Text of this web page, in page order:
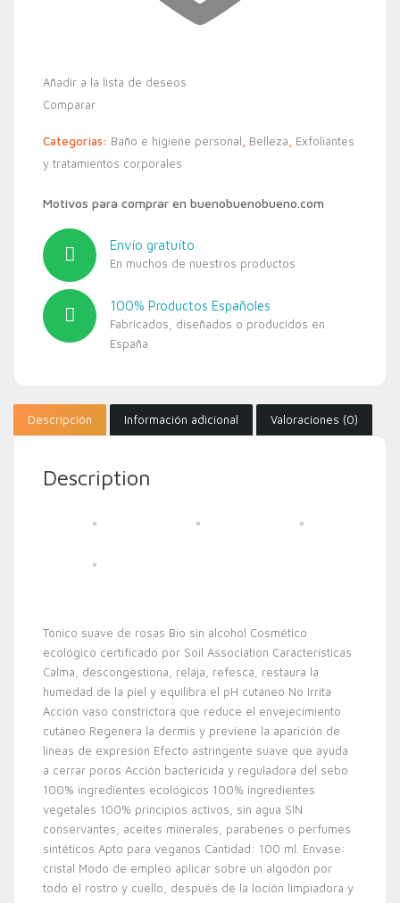
Añadir a la lista de deseos
Comparar
Categorías: Baño e higiene personal Belleza
Exfoliantes
y tratamientos corporales
Motivos para comprar en buenobuenobueno.com
Envío gratuíto
En muchos de nuestros productos
100% Productos Españoles
Fabricados, diseñados o producidos en
España
Descripción Información adicional Valoraciones (0)
Description
Tónico suave de rosas Bio sin alcohol Cosmético
ecológico certificado por Soil Association Características
Calma, descongestiona, relaja, refesca, restaura la
humedad de la piel y equilibra el pH cutáneo No irrita
Acción vaso constrictora que reduce el envejecimiento
cutáneo Regenera la dermis y previene la aparición de
líneas de expresión Efecto astringente suave que ayuda
a cerrar poros Acción bactericida y reguladora del sebo
100% ingredientes ecológicos 100% ingredientes
vegetales 100% principios activos, sin agua SIN
conservantes, aceites minerales, parabenes o perfumes
sintéticos Apto para veganos Cantidad: 100 ml. Envase:
cristal Modo de empleo aplicar sobre un algodón por
todo el rostro y cuello, después de la loción limpiadora y